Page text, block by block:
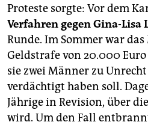
Proteste sorgte: Vor dem
Verfahren gegen Gina-Lisa
Runde. Im Sommer war
Geldstrafe von 20.000
sie zwei Männer zu
verdächtigt haben soll.
Jährige in Revision, über
wird. Um den Fall